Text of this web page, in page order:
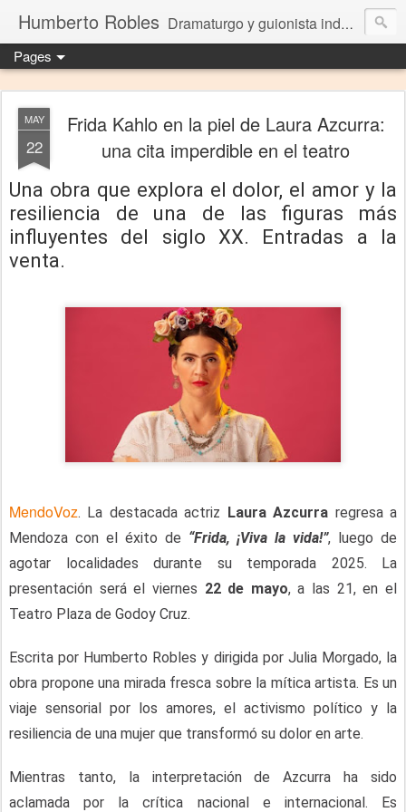
Humberto Robles Dramaturgo y guionista independiente
Pages
MAY
22
Frida Kahlo en la piel de Laura Azcurra:
una cita imperdible en el teatro
Una obra que explora el dolor, el amor y la
resiliencia de una de las figuras más
influyentes del siglo XX. Entradas a la
venta.
MendoVoz. La destacada actriz Laura Azcurra regresa a
Mendoza con el éxito de “Frida, ¡Viva la vida!”, luego de
agotar localidades durante su temporada 2025. La
presentación será el viernes 22 de mayo, a las 21, en el
Teatro Plaza de Godoy Cruz.
Escrita por Humberto Robles y dirigida por Julia Morgado, la
obra propone una mirada fresca sobre la mítica artista. Es un
viaje sensorial por los amores, el activismo político y la
resiliencia de una mujer que transformó su dolor en arte.
Mientras tanto, la interpretación de Azcurra ha sido
aclamada por la crítica nacional e internacional. Es